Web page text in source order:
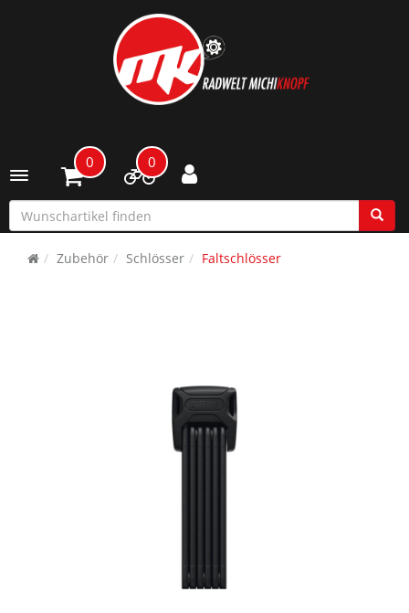
Toggle navigation
0 0
Zubehör Schlösser Faltschlösser